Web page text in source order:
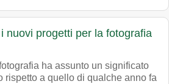
nuovi progetti per la fotografia
ha assunto un significato
rispetto a quello di qualche anno fa